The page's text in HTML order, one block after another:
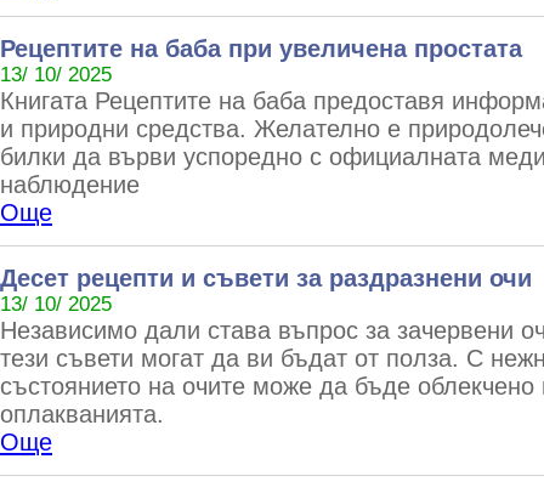
Рецептите на баба при увеличена простата
13/ 10/ 2025
Книгата Рецептите на баба предоставя
и природни средства. Желателно е
билки да върви успоредно с официалната
наблюдение
Още
Десет рецепти и съвети за раздразнени очи
13/ 10/ 2025
Независимо дали става въпрос за зачервени
тези съвети могат да ви бъдат от полза. С
състоянието на очите може да бъде облекчено
оплакванията.
Още